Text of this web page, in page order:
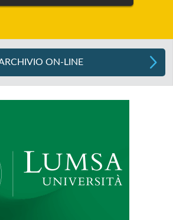
ON-LINE